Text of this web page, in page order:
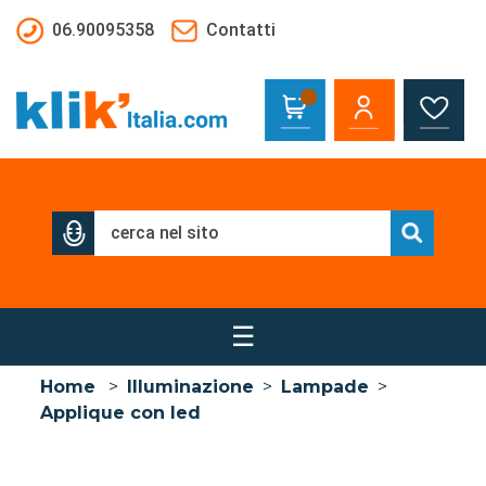
06.90095358
Contatti
☰
Home > Illuminazione > Lampade >
Applique con led